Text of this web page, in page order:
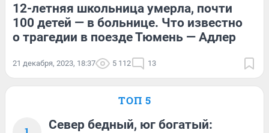
12-летняя школьница умерла, почти
100 детей — в больнице. Что известно
о трагедии в поезде Тюмень — Адлер
21 декабря, 2023, 18:37 5 112 13
ТОП 5
Север бедный, юг богатый: